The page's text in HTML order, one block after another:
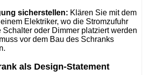
sicherstellen: Klären Sie mit dem
Elektriker, wo die Stromzufuhr
Schalter oder Dimmer platziert werden
vor dem Bau des Schranks
als Design-Statement